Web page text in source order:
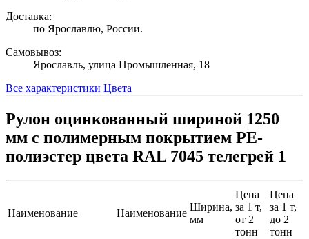
Доставка:
по Ярославлю, России.
Самовывоз:
Ярославль, улица Промышленная, 18
Все характеристики Цвета
Рулон оцинкованный шириной 1250
мм с полимерным покрытием PE-
полиэстер цвета RAL 7045 телегрей 1
Наименование Наименование
Ширина,
мм
Цена
за 1 т,
от 2
тонн
Цена
за 1 т,
до 2
тонн